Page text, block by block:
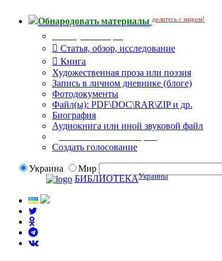
Обнародовать материалы делитесь с миром!
Статья, обзор, исследование
Книга
Художественная проза или поэзия
Запись в личном дневнике (блоге)
Фотодокументы
Файл(ы): PDF\DOC\RAR\ZIP и др.
Биография
Аудиокнига или иной звуковой файл
Создать голосование
Украина
Мир
БИБЛИОТЕКАУкраины